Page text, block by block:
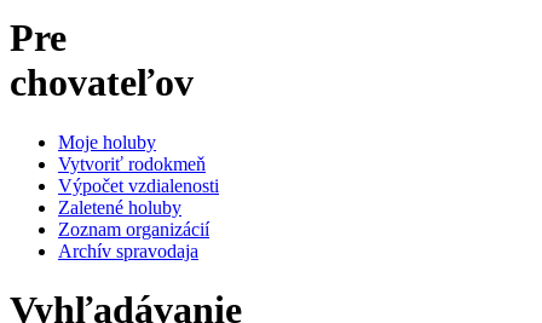
Pre
chovateľov
Moje holuby
Vytvoriť rodokmeň
Výpočet vzdialenosti
Zaletené holuby
Zoznam organizácií
Archív spravodaja
Vyhľadávanie